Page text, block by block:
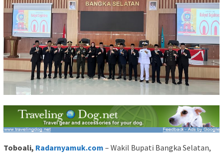
Toboali, Radarnyamuk.com – Wakil Bupati Bangka Selatan,